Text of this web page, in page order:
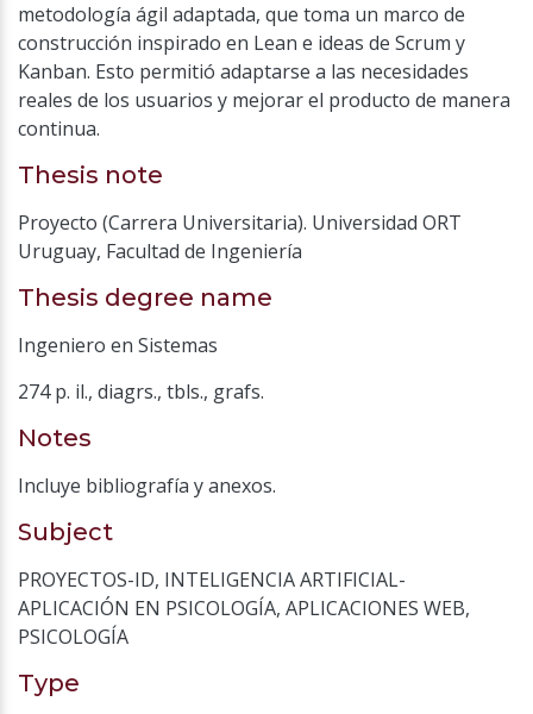
metodología ágil adaptada, que toma un marco de
construcción inspirado en Lean e ideas de Scrum y
Kanban. Esto permitió adaptarse a las necesidades
reales de los usuarios y mejorar el producto de manera
continua.
Thesis note
Proyecto (Carrera Universitaria). Universidad ORT
Uruguay, Facultad de Ingeniería
Thesis degree name
Ingeniero en Sistemas
274 p. il., diagrs., tbls., grafs.
Notes
Incluye bibliografía y anexos.
Subject
PROYECTOS-ID, INTELIGENCIA ARTIFICIAL-
APLICACIÓN EN PSICOLOGÍA, APLICACIONES WEB,
PSICOLOGÍA
Type